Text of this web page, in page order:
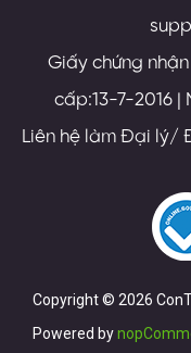
Giấy chứng
cấp:13-7-2016 |
Liên hệ làm Đại lý/
Copyright © 2026
Powered by